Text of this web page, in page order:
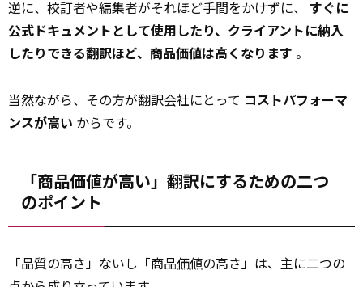
逆に、校訂者や編集者がそれほど手間をかけずに、 すぐに
公式ドキュメントとして使用したり、クライアントに納入
したりできる翻訳ほど、商品価値は高くなります 。
当然ながら、その方が翻訳会社にとって コストパフォーマ
ンスが高い からです。
「商品価値が高い」翻訳にするための二つ
のポイント
「品質の高さ」ないし「商品価値の高さ」は、主に二つの